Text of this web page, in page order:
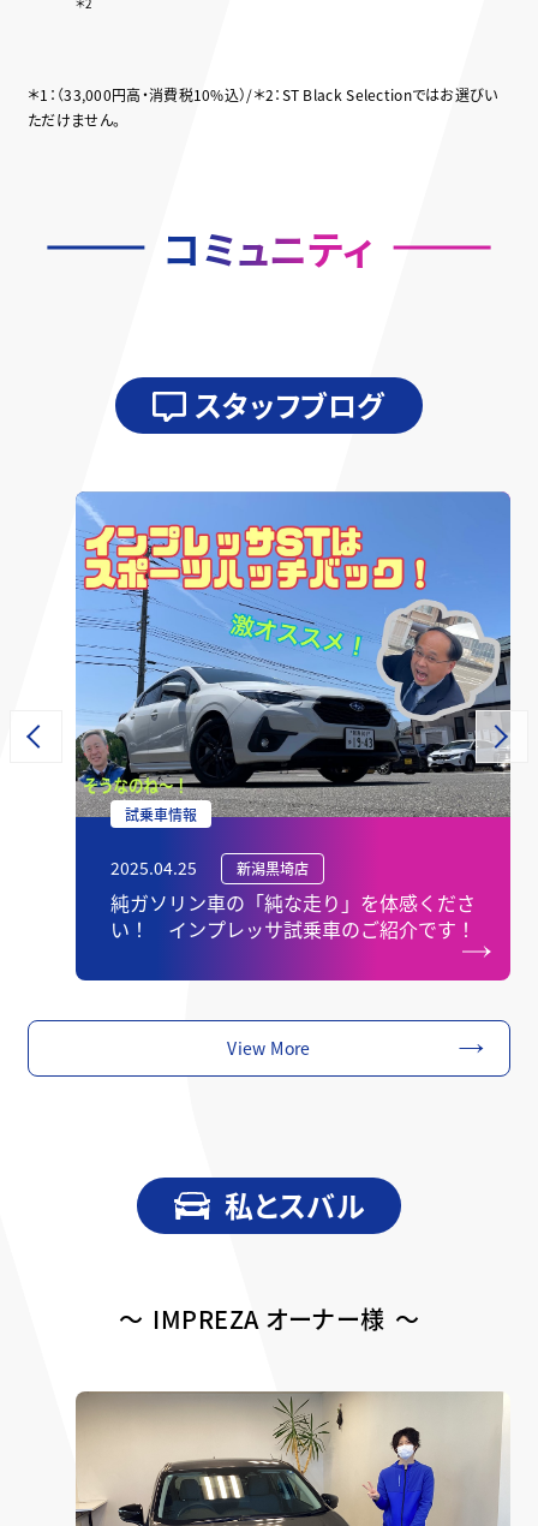
＊2
＊1：（33,000円高・消費税10%込）/＊2：ST Black Selectionではお選びい
ただけません。
コミュニティ
スタッフブログ
試乗車情報
2025.04.25 新潟黒埼店
純ガソリン車の「純な走り」を体感くださ
い！ インプレッサ試乗車のご紹介です！
View More
私とスバル
〜 IMPREZA オーナー様 〜